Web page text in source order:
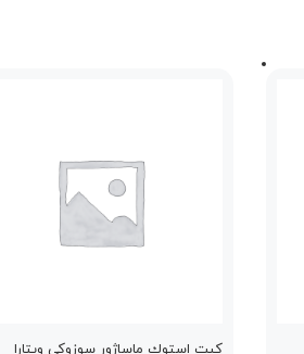
كیت استوك ماساژور سوزوکی ویتارا